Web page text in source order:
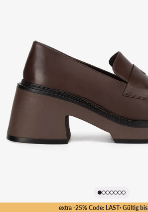
extra -25% Code: LAST· Gültig bis